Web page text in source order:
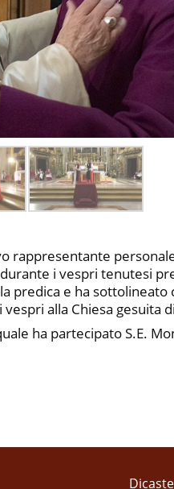
rappresentante
i vespri tenutesi
predica e ha
alla Chiesa gesuita
ha partecipato S.E.